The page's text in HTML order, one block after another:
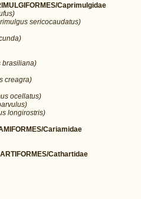
Caprimulgidae
sericocaudatus)
brasiliana)
creagra)
ocellatus)
longirostris)
Cariamidae
Cathartidae